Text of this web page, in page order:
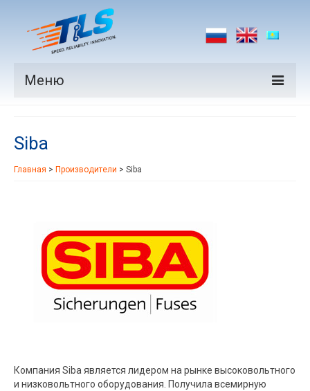
Меню
Производители
Рынки
Контакты
Siba
Главная > Производители > Siba
Компания Siba является лидером на рынке высоковольтного
и низковольтного оборудования. Получила всемирную